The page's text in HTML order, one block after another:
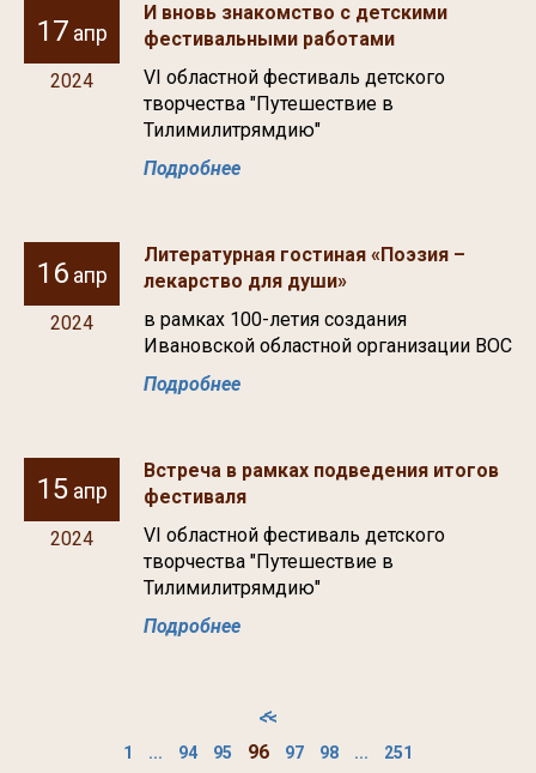
17 апр
2024
И вновь знакомство с детскими
фестивальными работами
VI областной фестиваль детского
творчества "Путешествие в
Тилимилитрямдию"
Подробнее
16апр
2024
Литературная гостиная «Поэзия –
лекарство для души»
в рамках 100-летия создания
Ивановской областной организации ВОС
Подробнее
15апр
2024
Встреча в рамках подведения итогов
фестиваля
VI областной фестиваль детского
творчества "Путешествие в
Тилимилитрямдию"
Подробнее
<<
<
1
... 94 95 96 97 98 ... 251